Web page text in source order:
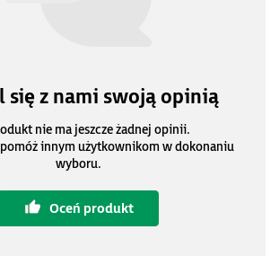
się z nami swoją opinią
nie ma jeszcze żadnej opinii.
innym użytkownikom w dokonaniu
wyboru.
Oceń produkt